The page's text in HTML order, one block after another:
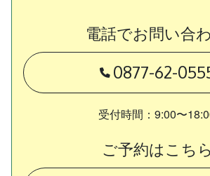
電話でお問い合
電話番号
0877-62-
受付時間：9:00〜
ご予約はこちら